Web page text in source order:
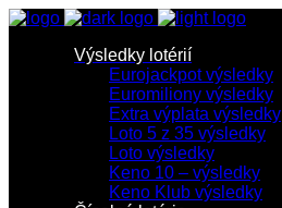
Výsledky lotérií
Eurojackpot výsledky
Euromiliony výsledky
Extra výplata výsledky
Loto 5 z 35 výsledky
Loto výsledky
Keno 10 – výsledky
Keno Klub výsledky